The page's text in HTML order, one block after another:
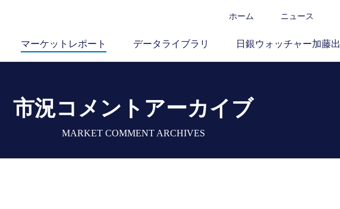
ホーム ニュース
マーケットレポート データライブラリ 日銀ウォッチャー加藤出
市況コメントアーカイブ
MARKET COMMENT ARCHIVES